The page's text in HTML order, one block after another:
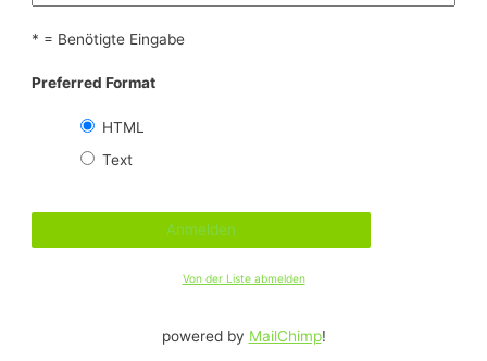
* = Benötigte Eingabe
Preferred Format
HTML
Text
Von der Liste abmelden
powered by MailChimp!